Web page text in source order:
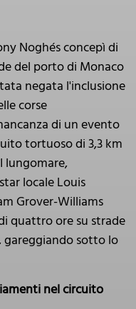
Noghés concepì di
del porto di Monaco
negata l'inclusione
corse
di un evento
tortuoso di 3,3 km
lungomare,
locale Louis
Grover-Williams
quattro ore su strade
sotto lo
nel circuito